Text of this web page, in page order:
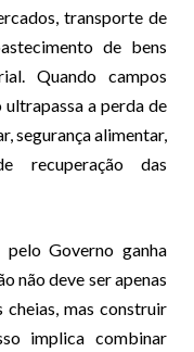
transporte de
de bens
Quando campos
a perda de
segurança alimentar,
recuperação das
Governo ganha
não deve ser apenas
mas construir
implica combinar